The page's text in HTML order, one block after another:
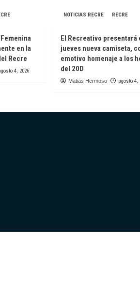
en la
Recre
4, 2026
NOTICIAS RECRE RECRE
El Recreativo presentará
jueves nueva camiseta,
emotivo homenaje a los
del 20D
Matias Hermoso agosto 4,